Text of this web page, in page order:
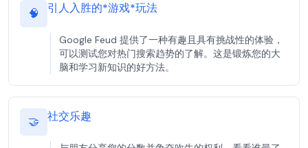
🧠 引人入胜的*游戏*玩法
Google Feud 提供了一种有趣且具有挑战性的体验，
可以测试您对热门搜索趋势的了解。这是锻炼您的大
脑和学习新知识的好方法。
🤝 社交乐趣